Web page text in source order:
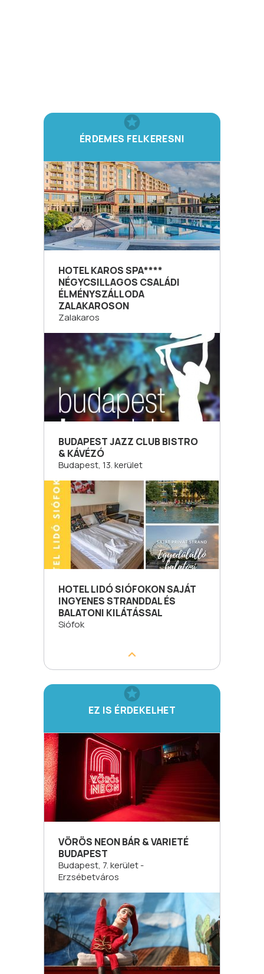
ÉRDEMES FELKERESNI
HOTEL KAROS SPA****
NÉGYCSILLAGOS CSALÁDI
ÉLMÉNYSZÁLLODA
ZALAKAROSON
Zalakaros
BUDAPEST JAZZ CLUB BISTRO
& KÁVÉZÓ
Budapest, 13. kerület
HOTEL LIDÓ SIÓFOKON SAJÁT
INGYENES STRANDDAL ÉS
BALATONI KILÁTÁSSAL
Siófok
EZ IS ÉRDEKELHET
VÖRÖS NEON BÁR & VARIETÉ
BUDAPEST
Budapest, 7. kerület -
Erzsébetváros